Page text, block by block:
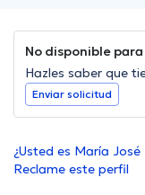
No disponible
Hazles saber que
Enviar solicitud
¿Usted es María
Reclame este perfil